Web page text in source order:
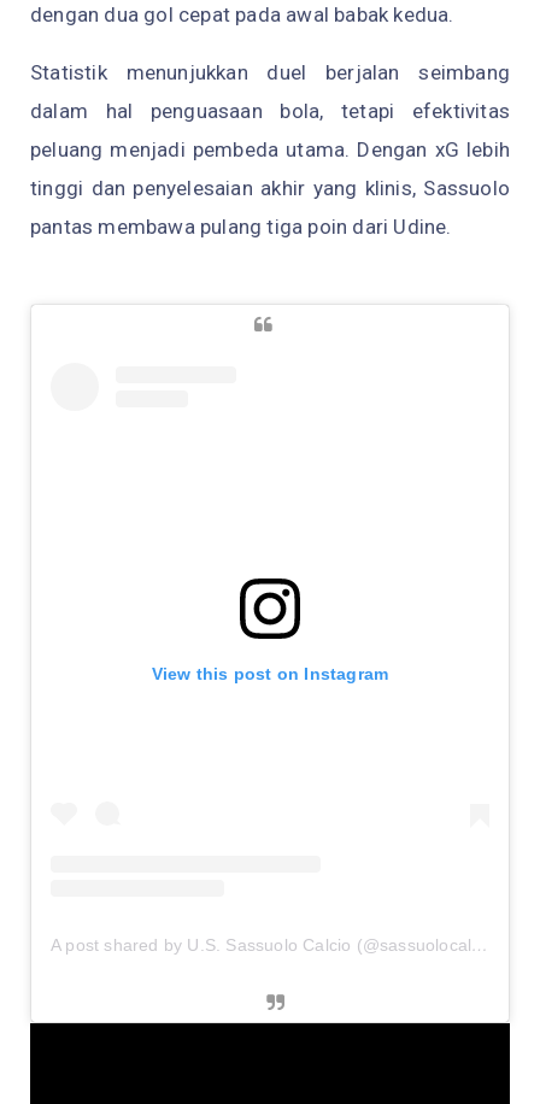
dengan dua gol cepat pada awal babak kedua.
Statistik menunjukkan duel berjalan seimbang
dalam hal penguasaan bola, tetapi efektivitas
peluang menjadi pembeda utama. Dengan xG lebih
tinggi dan penyelesaian akhir yang klinis, Sassuolo
pantas membawa pulang tiga poin dari Udine.
View this post on Instagram
A post shared by U.S. Sassuolo Calcio (@sassuolocalcio)